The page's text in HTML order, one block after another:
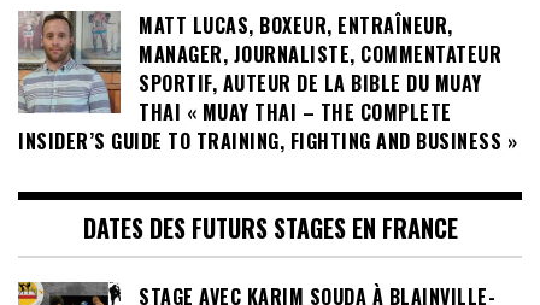
MATT LUCAS, BOXEUR, ENTRAÎNEUR,
MANAGER, JOURNALISTE, COMMENTATEUR
SPORTIF, AUTEUR DE LA BIBLE DU MUAY
THAI « MUAY THAI – THE COMPLETE
INSIDER’S GUIDE TO TRAINING, FIGHTING AND BUSINESS »
DATES DES FUTURS STAGES EN FRANCE
STAGE AVEC KARIM SOUDA À BLAINVILLE-